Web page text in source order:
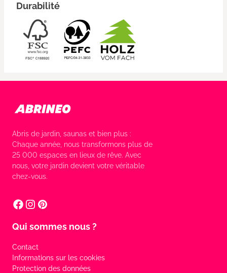
Durabilité
Abris de jardin, saunas et bien plus :
Chaque année, nous transformons plus de
25 000 espaces en lieux de rêve. Avec
nous, votre jardin devient votre véritable
chez-vous.
Qui sommes nous ?
Contact
Informations sur les cookies
Protection des données